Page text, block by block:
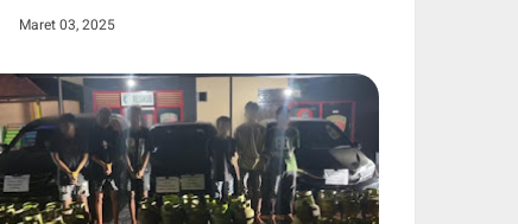
Maret 03, 2025